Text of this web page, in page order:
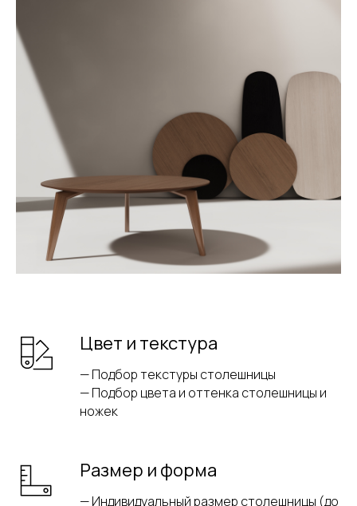
Цвет и текстура
— Подбор текстуры столешницы
— Подбор цвета и оттенка столешницы и
ножек
Размер и форма
— Индивидуальный размер столешницы (до